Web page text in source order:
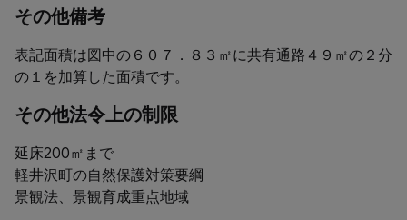
その他備考
表記面積は図中の６０７．８３㎡に共有通路４９㎡の２分
の１を加算した面積です。
その他法令上の制限
延床200㎡まで
軽井沢町の自然保護対策要綱
景観法、景観育成重点地域